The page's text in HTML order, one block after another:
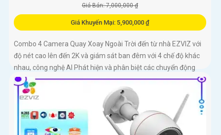
Giá Bán: 7,000,000 ₫
Giá Khuyến Mại: 5,900,000 ₫
Combo 4 Camera Quay Xoay Ngoài Trời đến từ nhà EZVIZ với
độ nét cao lên đến 2K và giám sát ban đêm với 4 chế độ khác
nhau, công nghệ AI Phát hiện và phân biệt các chuyển động
chuẩn sát được quản lý tập trung bởi đầu ghi hình IP WiFi